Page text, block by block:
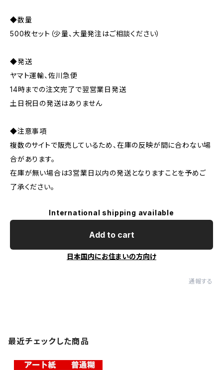
◆数量
500枚セット（少量、大量発注はご相談ください）
◆発送
ヤマト運輸、佐川急便
14時までの注文完了で翌営業日発送
土日祝日の発送はありません
◆注意事項
複数のサイトで販売しているため、在庫の反映が間に合わない場
合があります。
在庫が無い場合は3営業日以内の発送となりますことを予めご
了承ください。
International shipping available
Add to cart
日本国内にお住まいの方向け
通報する
最近チェックした商品